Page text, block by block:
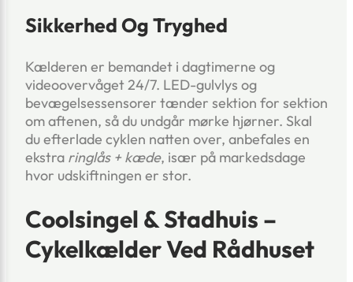
Sikkerhed Og Tryghed
Kælderen er bemandet i dagtimerne og
videoovervåget 24/7. LED-gulvlys og
bevægelsessensorer tænder sektion for sektion
om aftenen, så du undgår mørke hjørner. Skal
du efterlade cyklen natten over, anbefales en
ekstra ringlås + kæde, især på markedsdage
hvor udskiftningen er stor.
Coolsingel & Stadhuis –
Cykelkælder Ved Rådhuset